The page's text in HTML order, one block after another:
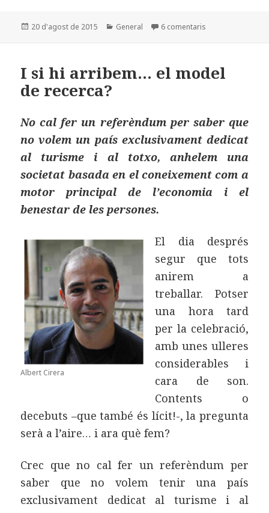
c
e
o
o
k
to
d
n
l p
rt
x
Publicat
20 d'agost de 2015 Categories
General 6 comentaris
I si hi arribem… el model
de recerca?
No cal fer un referèndum per saber que
no volem un país exclusivament dedicat
al turisme i al totxo, anhelem una
societat basada en el coneixement com a
motor principal de l’economia i el
benestar de les persones.
Albert Cirera
El dia després
segur que tots
anirem a
treballar. Potser
una hora tard
per la celebració,
amb unes ulleres
considerables i
cara de son.
Contents o
decebuts –que també és lícit!-, la pregunta
serà a l’aire… i ara què fem?
Crec que no cal fer un referèndum per
saber que no volem tenir una país
exclusivament dedicat al turisme i al